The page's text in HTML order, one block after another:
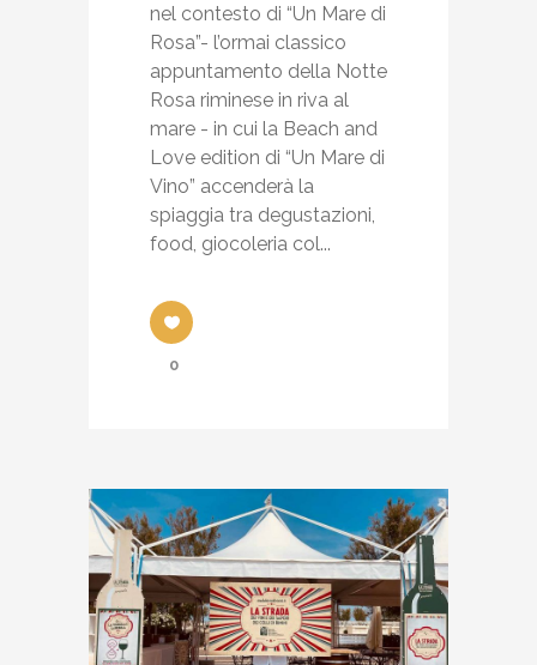
nel contesto di “Un Mare di
Rosa”- l’ormai classico
appuntamento della Notte
Rosa riminese in riva al
mare - in cui la Beach and
Love edition di “Un Mare di
Vino” accenderà la
spiaggia tra degustazioni,
food, giocoleria col...
0